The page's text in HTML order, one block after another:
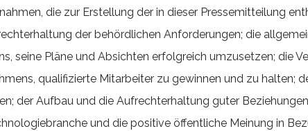
die zur Erstellung der in dieser Pressemitteilung
der behördlichen Anforderungen; die
seine Pläne und Absichten erfolgreich umzusetzen; die
qualifizierte Mitarbeiter zu gewinnen und zu halten;
der Aufbau und die Aufrechterhaltung guter
und die positive öffentliche Meinung in